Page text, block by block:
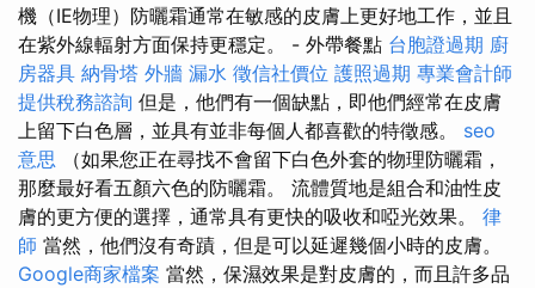
機（IE物理）防曬霜通常在敏感的皮膚上更好地工作，並且
在紫外線輻射方面保持更穩定。 - 外帶餐點 台胞證過期 廚
房器具 納骨塔 外牆 漏水 徵信社價位 護照過期 專業會計師
提供稅務諮詢 但是，他們有一個缺點，即他們經常在皮膚
上留下白色層，並具有並非每個人都喜歡的特徵感。 seo
意思 （如果您正在尋找不會留下白色外套的物理防曬霜，
那麼最好看五顏六色的防曬霜。 流體質地是組合和油性皮
膚的更方便的選擇，通常具有更快的吸收和啞光效果。 律
師 當然，他們沒有奇蹟，但是可以延遲幾個小時的皮膚。
Google商家檔案 當然，保濕效果是對皮膚的，而且許多品